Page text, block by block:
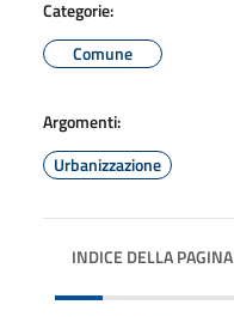
Categorie:
Comune
Argomenti:
Urbanizzazione
INDICE DELLA PAGINA